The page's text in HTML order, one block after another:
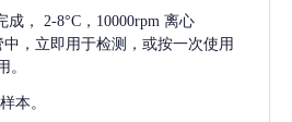
成，
2-8°C，10000rpm 离心
中，立即用于检测，或按一次使用
。
本。